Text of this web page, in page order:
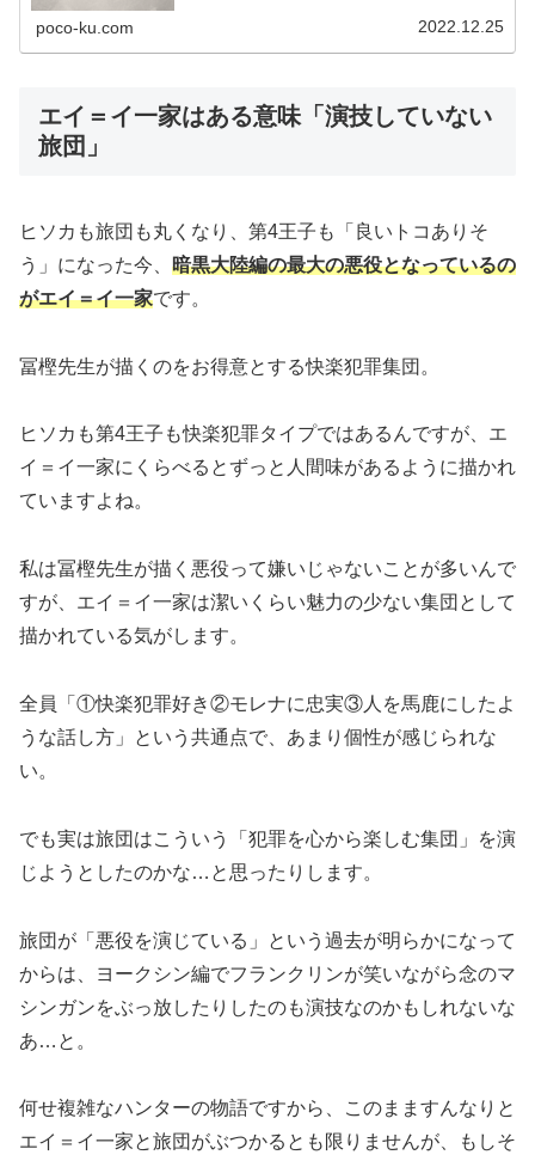
poco-ku.com 2022.12.25
エイ＝イ一家はある意味「演技していない
旅団」
ヒソカも旅団も丸くなり、第4王子も「良いトコありそ
う」になった今、 暗黒大陸編の最大の悪役となっているの
がエイ＝イ一家です。
冨樫先生が描くのをお得意とする快楽犯罪集団。
ヒソカも第4王子も快楽犯罪タイプではあるんですが、エ
イ＝イ一家にくらべるとずっと人間味があるように描かれ
ていますよね。
私は冨樫先生が描く悪役って嫌いじゃないことが多いんで
すが、エイ＝イ一家は潔いくらい魅力の少ない集団として
描かれている気がします。
全員「①快楽犯罪好き②モレナに忠実③人を馬鹿にしたよ
うな話し方」という共通点で、あまり個性が感じられな
い。
でも実は旅団はこういう「犯罪を心から楽しむ集団」を演
じようとしたのかな…と思ったりします。
旅団が「悪役を演じている」という過去が明らかになって
からは、ヨークシン編でフランクリンが笑いながら念のマ
シンガンをぶっ放したりしたのも演技なのかもしれないな
あ…と。
何せ複雑なハンターの物語ですから、このまますんなりと
エイ＝イ一家と旅団がぶつかるとも限りませんが、もしそ